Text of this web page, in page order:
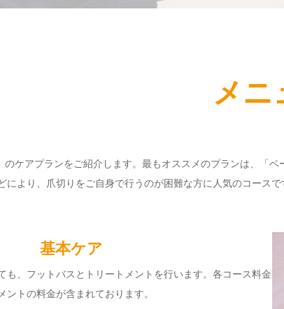
メニ
のケアプランをご紹介します。最もオススメのプランは、「
により、爪切りをご自身で行うのが困難な方に人気のコース
基本ケア
も、フットバスとトリートメントを行います。各コース料金
トの料金が含まれております。